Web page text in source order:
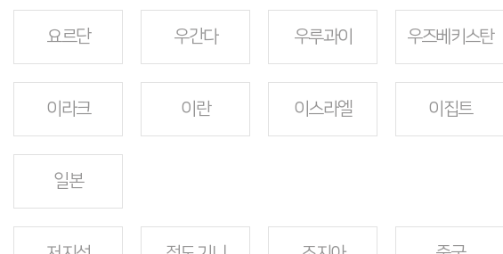
요르단 우간다 우루과이 우즈베키스탄
이라크 이란 이스라엘 이집트
일본